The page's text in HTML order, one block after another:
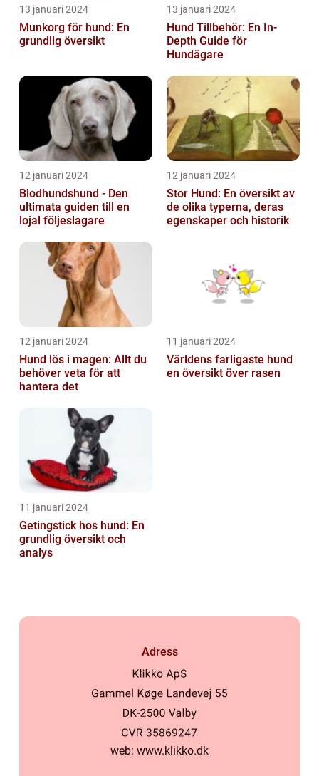
13 januari 2024
Munkorg för hund: En
grundlig översikt
13 januari 2024
Hund Tillbehör: En In-
Depth Guide för
Hundägare
12 januari 2024
Blodhundshund - Den
ultimata guiden till en
lojal följeslagare
12 januari 2024
Stor Hund: En översikt av
de olika typerna, deras
egenskaper och historik
12 januari 2024
Hund lös i magen: Allt du
behöver veta för att
hantera det
11 januari 2024
Världens farligaste hund
en översikt över rasen
11 januari 2024
Getingstick hos hund: En
grundlig översikt och
analys
Adress
web: www.klikko.dk